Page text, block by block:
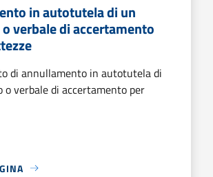
in autotutela di un
verbale di accertamento
di annullamento in autotutela di
o verbale di accertamento per